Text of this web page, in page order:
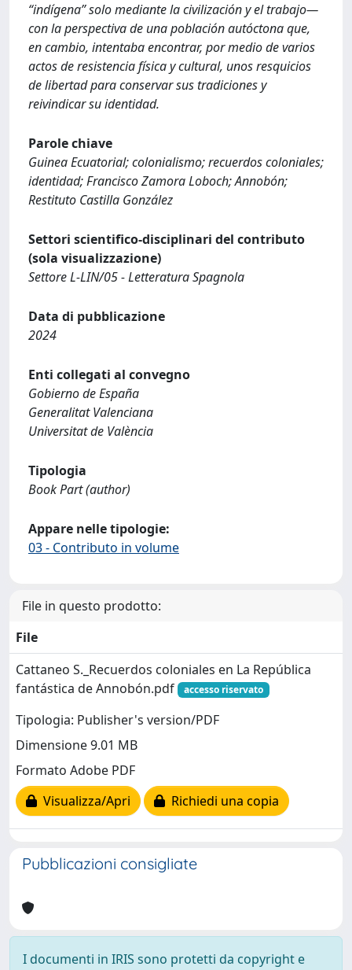
“indígena” solo mediante la civilización y el trabajo—
con la perspectiva de una población autóctona que,
en cambio, intentaba encontrar, por medio de varios
actos de resistencia física y cultural, unos resquicios
de libertad para conservar sus tradiciones y
reivindicar su identidad.
Parole chiave
Guinea Ecuatorial; colonialismo; recuerdos coloniales;
identidad; Francisco Zamora Loboch; Annobón;
Restituto Castilla González
Settori scientifico-disciplinari del contributo
(sola visualizzazione)
Settore L-LIN/05 - Letteratura Spagnola
Data di pubblicazione
2024
Enti collegati al convegno
Gobierno de España
Generalitat Valenciana
Universitat de València
Tipologia
Book Part (author)
Appare nelle tipologie:
03 - Contributo in volume
File in questo prodotto:
File
Cattaneo S._Recuerdos coloniales en La República
fantástica de Annobón.pdf
accesso riservato
Tipologia: Publisher's version/PDF
Dimensione 9.01 MB
Formato Adobe PDF
Visualizza/Apri
Richiedi una copia
Pubblicazioni consigliate
I documenti in IRIS sono protetti da copyright e